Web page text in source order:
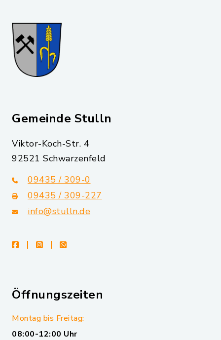
Gemeinde Stulln
Viktor-Koch-Str. 4
92521 Schwarzenfeld
09435 / 309-0
09435 / 309-227
info@stulln.de
facebookinstagramwhatsapp
Öffnungszeiten
Montag bis Freitag:
08:00-12:00 Uhr